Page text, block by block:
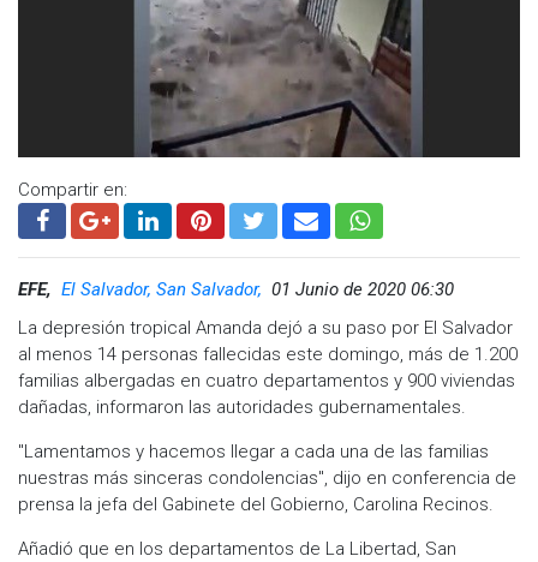
Compartir en:
EFE, El Salvador, San Salvador, 01 Junio de 2020 06:30
La depresión tropical Amanda dejó a su paso por El Salvador
al menos 14 personas fallecidas este domingo, más de 1.200
familias albergadas en cuatro departamentos y 900 viviendas
dañadas, informaron las autoridades gubernamentales.
"Lamentamos y hacemos llegar a cada una de las familias
nuestras más sinceras condolencias", dijo en conferencia de
prensa la jefa del Gabinete del Gobierno, Carolina Recinos.
Añadió que en los departamentos de La Libertad, San